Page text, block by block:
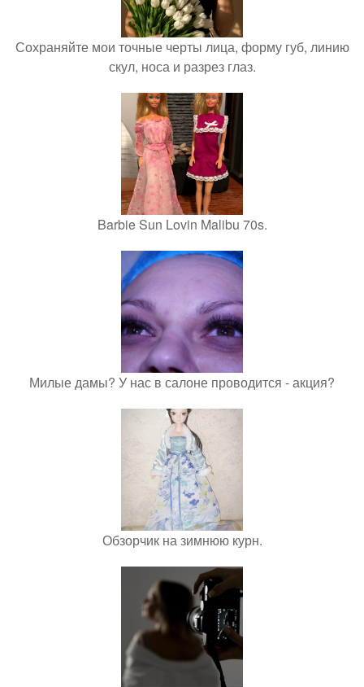
Сохраняйте мои точные черты лица, форму губ, линию
скул, носа и разрез глаз.
Barbie Sun Lovin Malibu 70s.
Милые дамы? У нас в салоне проводится - акция?
Обзорчик на зимнюю курн.